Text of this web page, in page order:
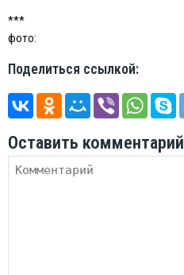
***
фото:
Поделиться ссылкой:
Оставить комментарий